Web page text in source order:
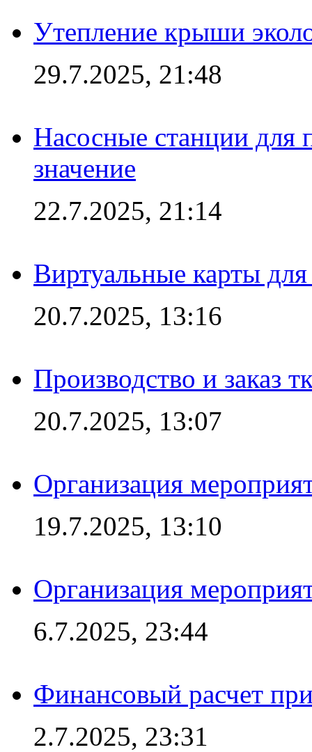
Утепление крыши
29.7.2025, 21:48
Насосные станции для
значение
22.7.2025, 21:14
Виртуальные карты
20.7.2025, 13:16
Производство и заказ
20.7.2025, 13:07
Организация
19.7.2025, 13:10
Организация
6.7.2025, 23:44
Финансовый расчет
2.7.2025, 23:31